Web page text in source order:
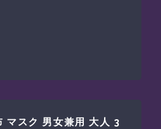
マスク 男女兼用 大人 3